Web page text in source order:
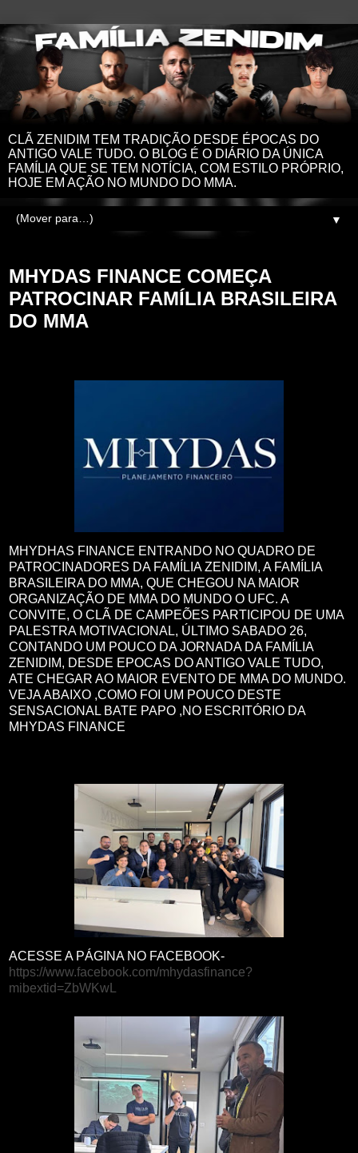
CLÃ ZENIDIM TEM TRADIÇÃO DESDE ÉPOCAS DO
ANTIGO VALE TUDO. O BLOG É O DIÁRIO DA ÚNICA
FAMÍLIA QUE SE TEM NOTÍCIA, COM ESTILO PRÓPRIO,
HOJE EM AÇÃO NO MUNDO DO MMA.
▼
MHYDAS FINANCE COMEÇA
PATROCINAR FAMÍLIA BRASILEIRA
DO MMA
MHYDHAS FINANCE ENTRANDO NO QUADRO DE
PATROCINADORES DA FAMÍLIA ZENIDIM, A FAMÍLIA
BRASILEIRA DO MMA, QUE CHEGOU NA MAIOR
ORGANIZAÇÃO DE MMA DO MUNDO O UFC. A
CONVITE, O CLÃ DE CAMPEÕES PARTICIPOU DE UMA
PALESTRA MOTIVACIONAL, ÚLTIMO SABADO 26,
CONTANDO UM POUCO DA JORNADA DA FAMÍLIA
ZENIDIM, DESDE EPOCAS DO ANTIGO VALE TUDO,
ATE CHEGAR AO MAIOR EVENTO DE MMA DO MUNDO.
VEJA ABAIXO ,COMO FOI UM POUCO DESTE
SENSACIONAL BATE PAPO ,NO ESCRITÓRIO DA
MHYDAS FINANCE
ACESSE A PÁGINA NO FACEBOOK-
https://www.facebook.com/mhydasfinance?
mibextid=ZbWKwL